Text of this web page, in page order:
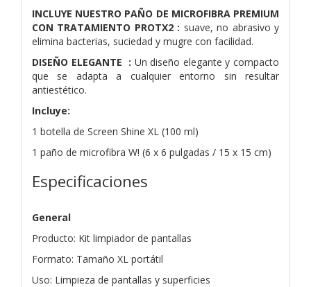
INCLUYE NUESTRO PAÑO DE MICROFIBRA PREMIUM
CON TRATAMIENTO PROTX2 : suave, no abrasivo y
elimina bacterias, suciedad y mugre con facilidad.
DISEÑO ELEGANTE : Un diseño elegante y compacto
que se adapta a cualquier entorno sin resultar
antiestético.
Incluye:
1 botella de Screen Shine XL (100 ml)
1 paño de microfibra W! (6 x 6 pulgadas / 15 x 15 cm)
Especificaciones
General
Producto: Kit limpiador de pantallas
Formato: Tamaño XL portátil
Uso: Limpieza de pantallas y superficies